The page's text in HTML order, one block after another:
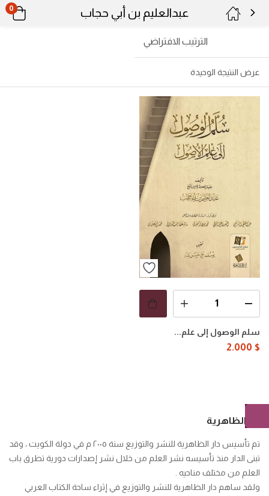
عبدالعليم بن أبي حجاب 0
عرض النتيجة الوحيدة
الترتيب الافتراضي
سلم الوصول إلى علم...
2.000 $
دار الظاهرية
تم تأسيس دار الظاهرية للنشر والتوزيع سنة ٢٠٠٥ م في دولة الكويت ، وقد
تبنى الدار منذ تأسيسه نشر العلم من خلال نشر إصدارات دورية تطرق باب
العلم من مختلف مناحيه .
ولقد ساهم دار الظاهرية للنشر والتوزيع في إثراء ساحة الكتاب العربي